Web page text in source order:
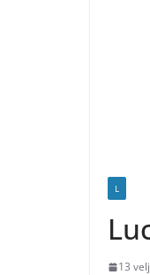
L
13